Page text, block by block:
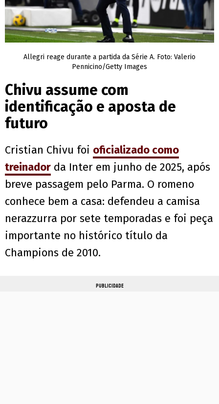
Allegri reage durante a partida da Série A. Foto: Valerio
Pennicino/Getty Images
Chivu assume com
identificação e aposta de
futuro
Cristian Chivu foi oficializado como
treinador da Inter em junho de 2025, após
breve passagem pelo Parma. O romeno
conhece bem a casa: defendeu a camisa
nerazzurra por sete temporadas e foi peça
importante no histórico título da
Champions de 2010.
PUBLICIDADE